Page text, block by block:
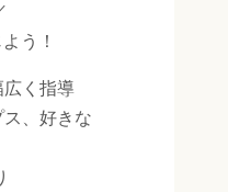
う！
く指導
、好きな